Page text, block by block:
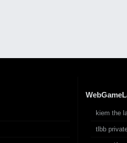
kiem the
tlbb